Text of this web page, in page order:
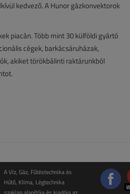
kedvező. A Hunor gázkonvektorok
piacán. Több mint 30 külföldi gyártó
cégek, barkácsáruházak,
akiket törökbálinti raktárunkból
A Víz, Gáz, Fűtéstechnika és
Hűtő, Klíma, Légtechnika
szaklap alapítója és kiadója az